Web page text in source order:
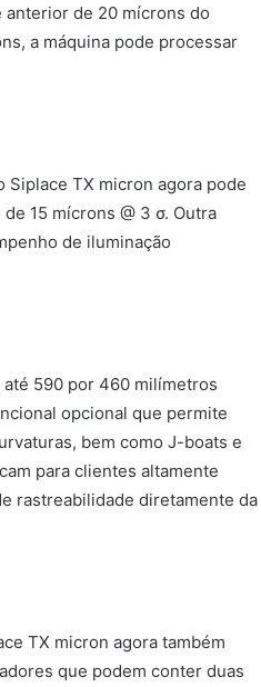
anterior de 20 mícrons do
a máquina pode processar
Siplace TX micron agora pode
15 mícrons @ 3 σ. Outra
de iluminação
até 590 por 460 milímetros
opcional que permite
bem como J-boats e
para clientes altamente
rastreabilidade diretamente da
TX micron agora também
que podem conter duas